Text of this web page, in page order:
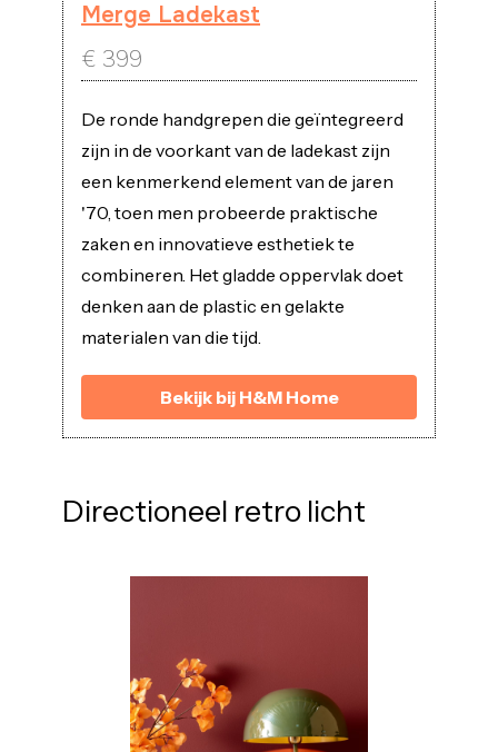
Merge Ladekast
€ 399
De ronde handgrepen die geïntegreerd
zijn in de voorkant van de ladekast zijn
een kenmerkend element van de jaren
'70, toen men probeerde praktische
zaken en innovatieve esthetiek te
combineren. Het gladde oppervlak doet
denken aan de plastic en gelakte
materialen van die tijd.
Bekijk bij H&M Home
Directioneel retro licht